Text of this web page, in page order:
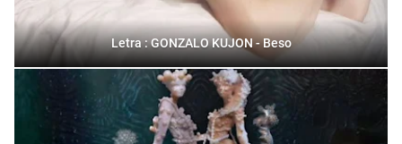
Letra : GONZALO KUJON - Beso